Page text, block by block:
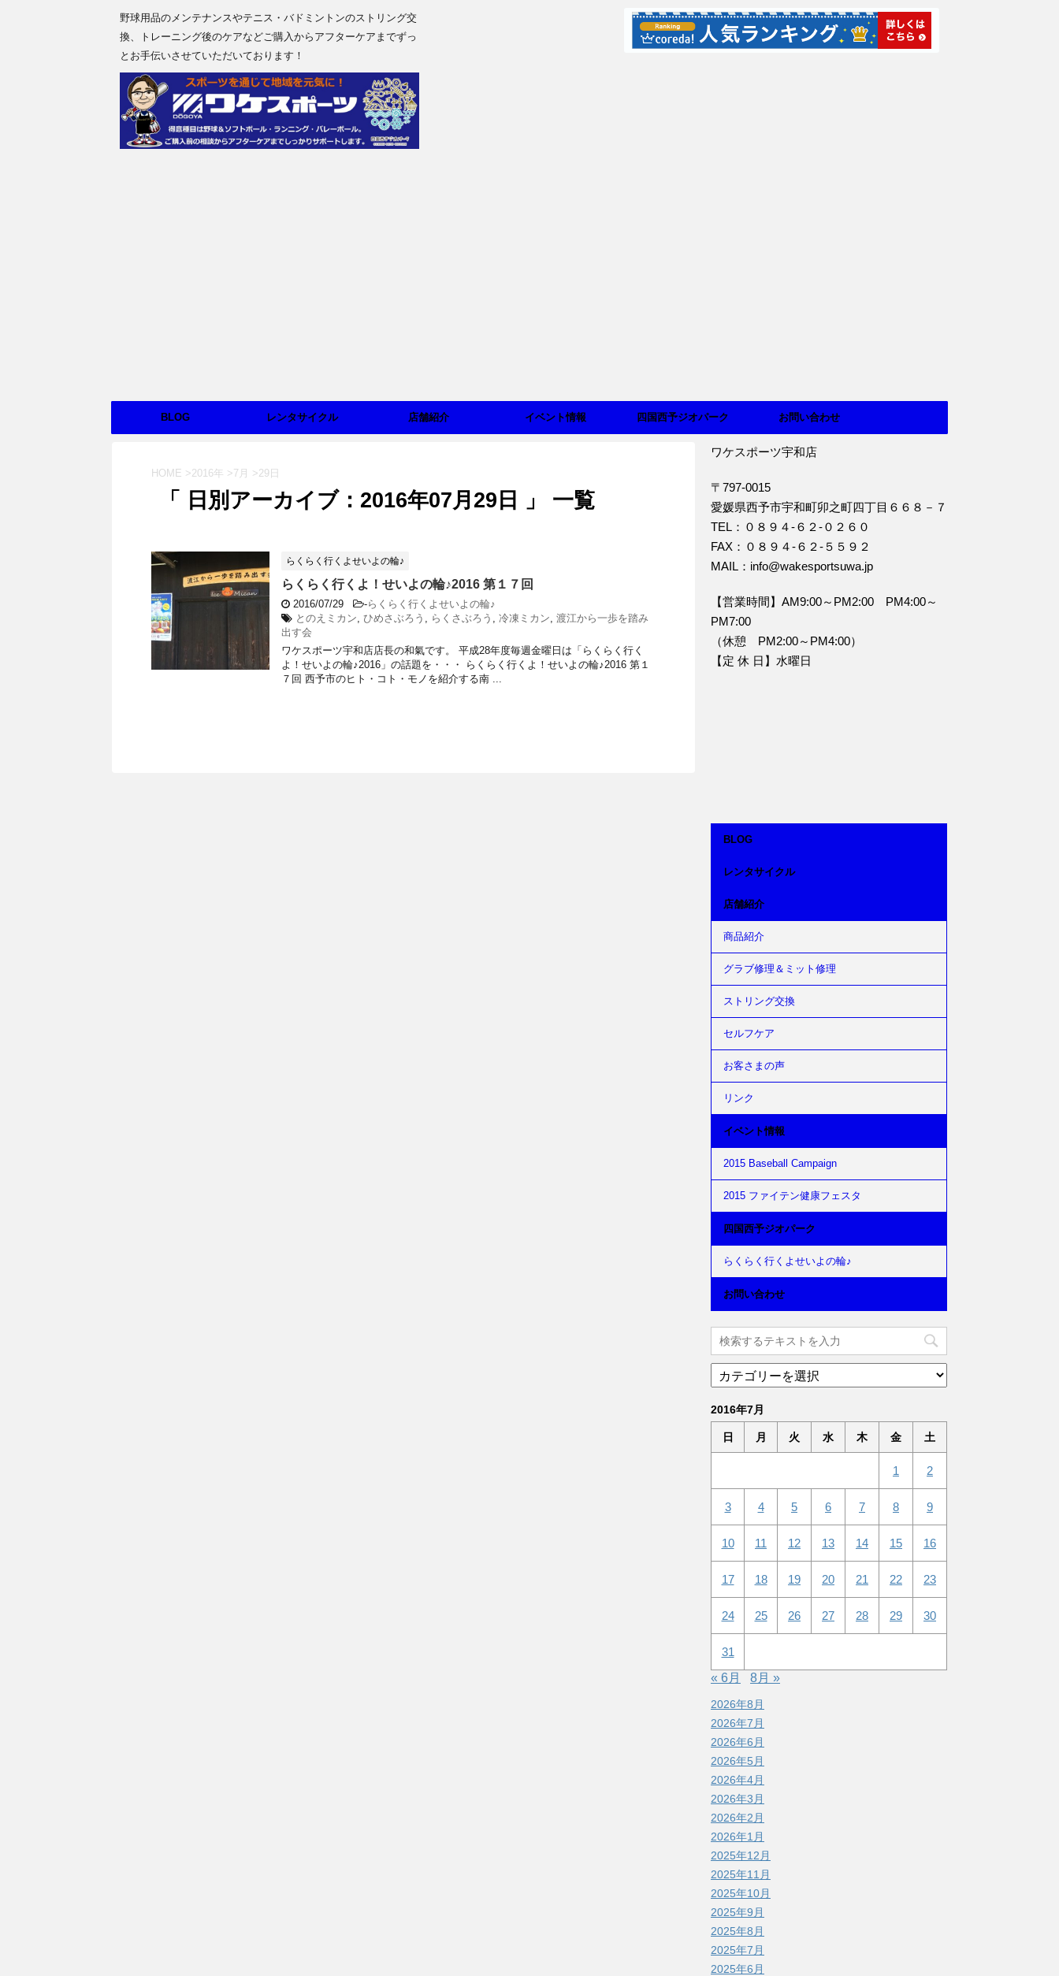
野球用品のメンテナンスやテニス・バドミントンのストリング交
換、トレーニング後のケアなどご購入からアフターケアまでずっ
とお手伝いさせていただいております！
BLOG レンタサイクル 店舗紹介 イベント情報 四国西予ジオパーク お問い合わせ
HOME >2016年 >7月 >29日
「 日別アーカイブ：2016年07月29日 」 一覧
らくらく行くよせいよの輪♪
らくらく行くよ！せいよの輪♪2016 第１７回
2016/07/29 -らくらく行くよせいよの輪♪
とのえミカン ひめさぶろう らくさぶろう 冷凍ミカン 渡江から一歩を踏み
出す会
ワケスポーツ宇和店店長の和氣です。 平成28年度毎週金曜日は「らくらく行く
よ！せいよの輪♪2016」の話題を・・・ らくらく行くよ！せいよの輪♪2016 第１
７回 西予市のヒト・コト・モノを紹介する南 ...
ワケスポーツ宇和店
〒797-0015
愛媛県西予市宇和町卯之町四丁目６６８－７
TEL：０８９４‐６２‐０２６０
FAX：０８９４‐６２‐５５９２
MAIL：info@wakesportsuwa.jp
【営業時間】AM9:00～PM2:00 PM4:00～
PM7:00
（休憩 PM2:00～PM4:00）
【定 休 日】水曜日
BLOG
レンタサイクル
店舗紹介
商品紹介
グラブ修理＆ミット修理
ストリング交換
セルフケア
お客さまの声
リンク
イベント情報
2015 Baseball Campaign
2015 ファイテン健康フェスタ
四国西予ジオパーク
らくらく行くよせいよの輪♪
お問い合わせ
2016年7月
日 月 火 水 木 金 土
1 2
3 4 5 6 7 8 9
10 11 12 13 14 15 16
17 18 19 20 21 22 23
24 25 26 27 28 29 30
31
« 6月
8月 »
2026年8月
2026年7月
2026年6月
2026年5月
2026年4月
2026年3月
2026年2月
2026年1月
2025年12月
2025年11月
2025年10月
2025年9月
2025年8月
2025年7月
2025年6月